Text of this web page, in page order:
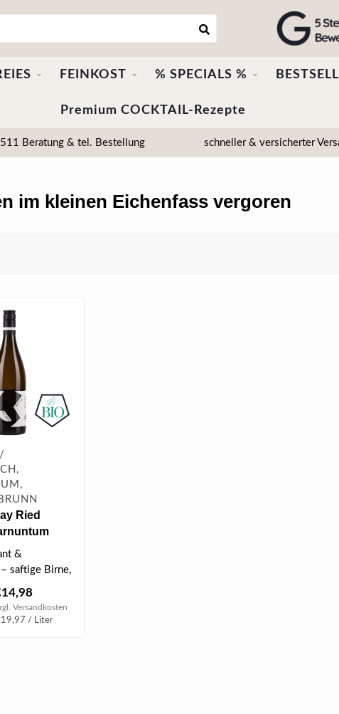
FEINKOST % SPECIALS %
Premium COCKTAIL-Rezepte
Beratung & tel. Bestellung schneller & versicherter
im kleinen Eichenfass vergoren
Ried
l
&
saftige Birne,
Versandkosten
/ Liter